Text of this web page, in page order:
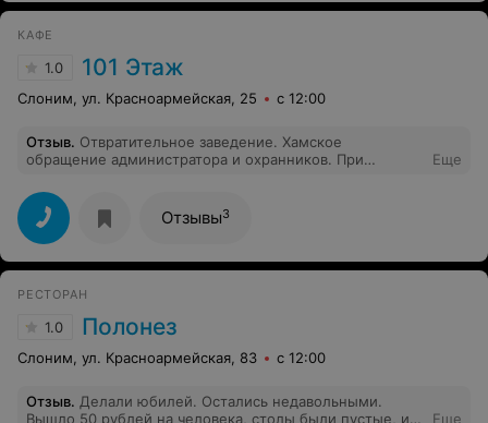
КАФЕ
1.0 101 Этаж
Слоним, ул. Красноармейская, 25 с 12:00
Отзыв. Отвратительное заведение. Хамское
обращение администратора и охранников. При
потом обозвали местным быдлом, хотя сами мы
столичные культурные люди, приехавшие на выходные
к родственникам
Еще
Отзывы3
РЕСТОРАН
1.0 Полонез
Слоним, ул. Красноармейская, 83 с 12:00
Отзыв. Делали юбилей. Остались недавольными.
Вышло 50 рублей на человека, столы были пустые, из
Еще